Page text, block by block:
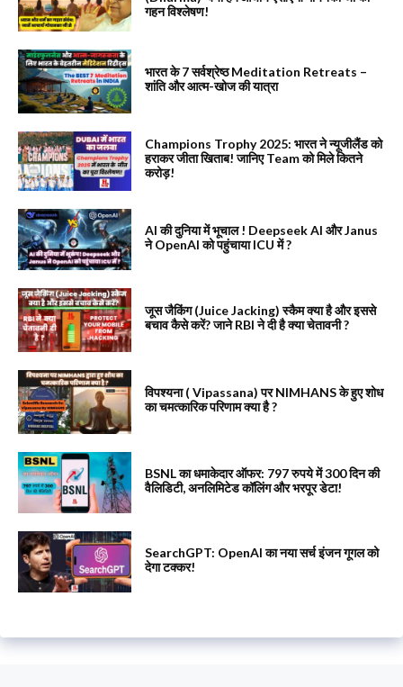
गहन विश्लेषण!
भारत के 7 सर्वश्रेष्ठ Meditation Retreats –
शांति और आत्म-खोज की यात्रा
Champions Trophy 2025: भारत ने न्यूजीलैंड को
हराकर जीता खिताब! जानिए Team को मिले कितने
करोड़!
AI की दुनिया में भूचाल ! Deepseek AI और Janus
ने OpenAI को पहुंचाया ICU में ?
जूस जैकिंग (Juice Jacking) स्कैम क्या है और इससे
बचाव कैसे करें? जाने RBI ने दी है क्या चेतावनी ?
विपश्यना ( Vipassana) पर NIMHANS के हुए शोध
का चमत्कारिक परिणाम क्या है ?
BSNL का धमाकेदार ऑफर: 797 रुपये में 300 दिन की
वैलिडिटी, अनलिमिटेड कॉलिंग और भरपूर डेटा!
SearchGPT: OpenAI का नया सर्च इंजन गूगल को
देगा टक्कर!